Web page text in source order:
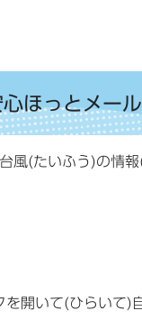
っとメール
風(たいふう)の情
開いて(ひらいて)